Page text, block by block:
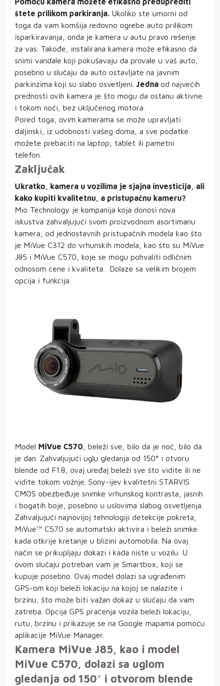
štete prilikom parkiranja. Ukoliko ste umorni od
toga da vam komšija redovno ogrebe auto prilikom
isparkiravanja, onda je kamera u autu pravo rešenje
za vas. Takođe, instalirana kamera može efikasno da
snimi vandale koji pokušavaju da provale u vaš auto,
posebno u slučaju da auto ostavljate na javnim
parkinzima koji su slabo osvetljeni. Jedna od najvećih
prednosti ovih kamera je što mogu da ostanu aktivne
i tokom noći, bez uključenog motora.
Pored toga, ovim kamerama se može upravljati
daljinski, iz udobnosti vašeg doma, a sve podatke
možete prebaciti na laptop, tablet ili pametni
telefon.
Zaključak
Ukratko, kamera u vozilima je sjajna investicija, ali
kako kupiti kvalitetnu, a pristupačnu kameru?
Mio Technology je kompanija koja donosi nova
iskustva zahvaljujući svom proizvodnom asortimanu
kamera, od jednostavnih pristupačnih modela kao što
je MiVue C312 do vrhunskih modela, kao što su MiVue
J85 i MiVue C570, koje se mogu pohvaliti odličnim
odnosom cene i kvaliteta. Dolaze sa velikim brojem
opcija i funkcija.
Model MiVue C570 , beleži sve, bilo da je noć, bilo da
je dan. Zahvaljujući uglu gledanja od 150° i otvoru
blende od F1.8, ovaj uređaj beleži sve što vidite ili ne
vidite tokom vožnje. Sony-ijev kvalitetni STARVIS
CMOS obezbeđuje snimke vrhunskog kontrasta, jasnih
i bogatih boje, posebno u uslovima slabog osvetljenja.
Zahvaljujući najnovijoj tehnologiji detekcije pokreta,
MiVue™ C570 se automatski aktivira i beleži snimke
kada otkrije kretanje u blizini automobila. Na ovaj
način se prikupljaju dokazi i kada niste u vozilu. U
ovom slučaju potreban vam je Smartbox, koji se
kupuje posebno. Ovaj model dolazi sa ugrađenim
GPS-om koji beleži lokaciju na kojoj se nalazite i
brzinu, što može biti važan dokaz u slučaju da vam
zatreba. Opcija GPS praćenja vozila beleži lokaciju,
rutu, brzinu i prikazuje se na Google mapama pomoću
aplikacije MiVue Manager.
Kamera MiVue J85, kao i model
MiVue C570, dolazi sa uglom
gledanja od 150° i otvorom blende